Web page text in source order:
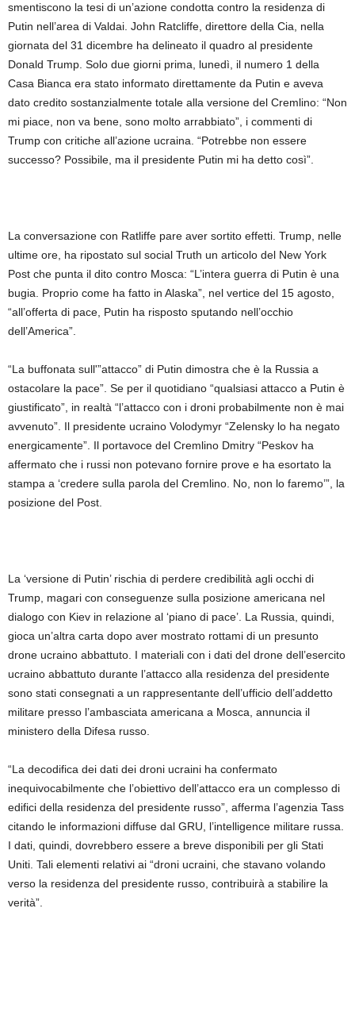
smentiscono la tesi di un’azione condotta contro la residenza di
Putin nell’area di Valdai. John Ratcliffe, direttore della Cia, nella
giornata del 31 dicembre ha delineato il quadro al presidente
Donald Trump. Solo due giorni prima, lunedì, il numero 1 della
Casa Bianca era stato informato direttamente da Putin e aveva
dato credito sostanzialmente totale alla versione del Cremlino: “Non
mi piace, non va bene, sono molto arrabbiato”, i commenti di
Trump con critiche all’azione ucraina. “Potrebbe non essere
successo? Possibile, ma il presidente Putin mi ha detto così”.
La conversazione con Ratliffe pare aver sortito effetti. Trump, nelle
ultime ore, ha ripostato sul social Truth un articolo del New York
Post che punta il dito contro Mosca: “L’intera guerra di Putin è una
bugia. Proprio come ha fatto in Alaska”, nel vertice del 15 agosto,
“all’offerta di pace, Putin ha risposto sputando nell’occhio
dell’America”.
“La buffonata sull'”attacco” di Putin dimostra che è la Russia a
ostacolare la pace”. Se per il quotidiano “qualsiasi attacco a Putin è
giustificato”, in realtà “l’attacco con i droni probabilmente non è mai
avvenuto”. Il presidente ucraino Volodymyr “Zelensky lo ha negato
energicamente”. Il portavoce del Cremlino Dmitry “Peskov ha
affermato che i russi non potevano fornire prove e ha esortato la
stampa a ‘credere sulla parola del Cremlino. No, non lo faremo’”, la
posizione del Post.
La ‘versione di Putin’ rischia di perdere credibilità agli occhi di
Trump, magari con conseguenze sulla posizione americana nel
dialogo con Kiev in relazione al ‘piano di pace’. La Russia, quindi,
gioca un’altra carta dopo aver mostrato rottami di un presunto
drone ucraino abbattuto. I materiali con i dati del drone dell’esercito
ucraino abbattuto durante l’attacco alla residenza del presidente
sono stati consegnati a un rappresentante dell’ufficio dell’addetto
militare presso l’ambasciata americana a Mosca, annuncia il
ministero della Difesa russo.
“La decodifica dei dati dei droni ucraini ha confermato
inequivocabilmente che l’obiettivo dell’attacco era un complesso di
edifici della residenza del presidente russo”, afferma l’agenzia Tass
citando le informazioni diffuse dal GRU, l’intelligence militare russa.
I dati, quindi, dovrebbero essere a breve disponibili per gli Stati
Uniti. Tali elementi relativi ai “droni ucraini, che stavano volando
verso la residenza del presidente russo, contribuirà a stabilire la
verità”.